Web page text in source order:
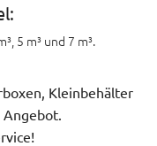
5 m³ und 7 m³.
Kleinbehälter